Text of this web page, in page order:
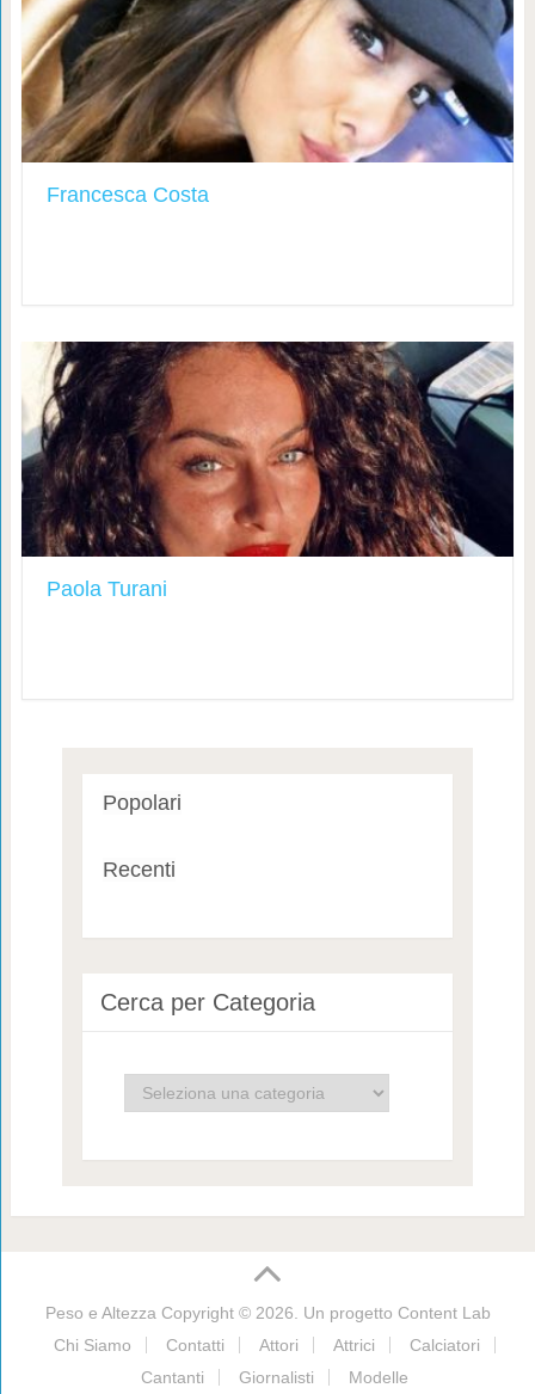
Francesca Costa
Paola Turani
Popolari
Recenti
Cerca per Categoria
Cerca
per
Peso e AltezzaCopyright © 2026. Un progetto Content Lab
Chi Siamo
Contatti Attori Attrici
Calciatori
Cantanti
Giornalisti Modelle